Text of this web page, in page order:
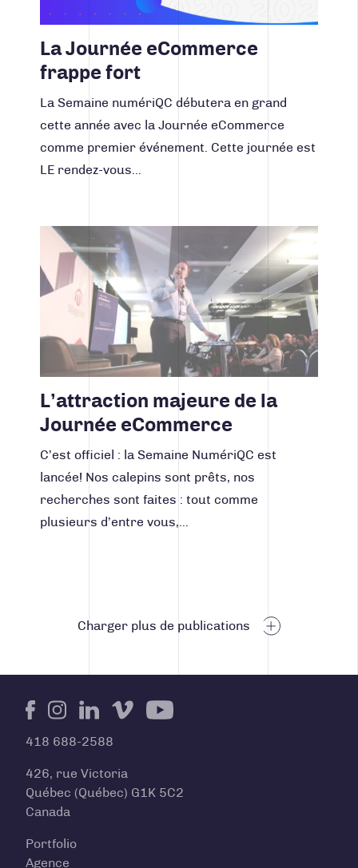
La Journée eCommerce
frappe fort
La Semaine numériQC débutera en grand
cette année avec la Journée eCommerce
comme premier événement. Cette journée est
LE rendez-vous…
L’attraction majeure de la
Journée eCommerce
C’est officiel : la Semaine NumériQC est
lancée! Nos calepins sont prêts, nos
recherches sont faites : tout comme
plusieurs d’entre vous,…
Navigation des articles
Charger plus de publications
418 688-2588
426, rue Victoria
Québec (Québec) G1K 5C2
Canada
Portfolio
Agence